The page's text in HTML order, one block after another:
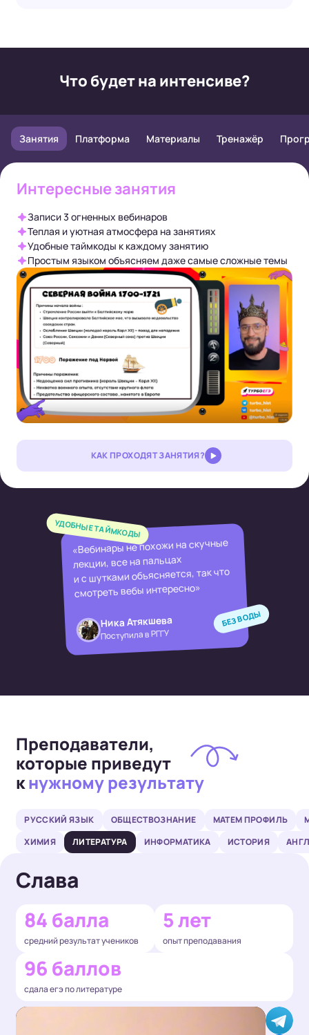
Что будет на интенсиве?
Занятия Платформа Материалы Тренажёр
Интересные занятия
Записи 3 огненных вебинаров
Теплая и уютная атмосфера на занятиях
Удобные таймкоды к каждому занятию
Простым языком объясняем даже самые сложные темы
«Вебинары не похожи на скучные
лекции, все на пальцах
и с шутками объясняется, так что
смотреть вебы интересно»
Ника Атякшева
Поступила в РГГУ
УДОБНЫЕ ТАЙМКОДЫ
БЕЗ ВОДЫ
КАК ПРОХОДЯТ ЗАНЯТИЯ?
Преподаватели,
которые приведут
кнужному результату
РУССКИЙ ЯЗЫК ОБЩЕСТВОЗНАНИЕ МАТЕМ ПРОФИЛЬ
ХИМИЯ
ЛИТЕРАТУРА ИНФОРМАТИКА ИСТОРИЯ
Слава
84 балла
средний результат учеников
5 лет
опыт преподавания
96 баллов
сдала егэ по литературе